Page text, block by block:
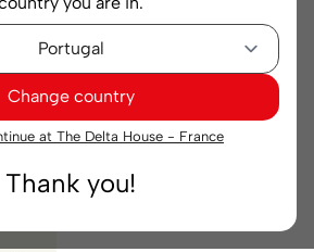
Change country
at The Delta House - France
Thank you!
Cafés Impossible
Filtre